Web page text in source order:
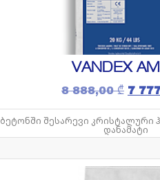
VANDEX
8 888,00₾ 7
ბეტონში შესარევი
დანამატი​